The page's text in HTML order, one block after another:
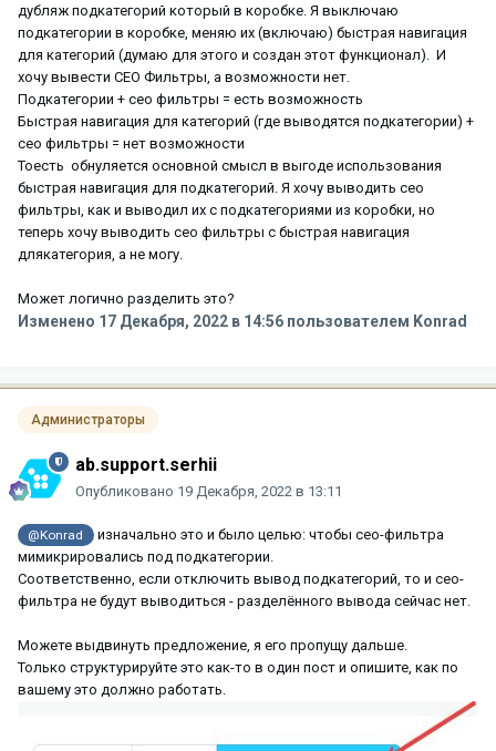
дубляж подкатегорий который в коробке. Я выключаю
подкатегории в коробке, меняю их (включаю) быстрая навигация
для категорий (думаю для этого и создан этот функционал). И
хочу вывести СЕО Фильтры, а возможности нет.
Подкатегории + сео фильтры = есть возможность
Быстрая навигация для категорий (где выводятся подкатегории) +
сео фильтры = нет возможности
Тоесть обнуляется основной смысл в выгоде использования
быстрая навигация для подкатегорий. Я хочу выводить сео
фильтры, как и выводил их с подкатегориями из коробки, но
теперь хочу выводить сео фильтры с быстрая навигация
длякатегория, а не могу.
Может логично разделить это?
Изменено 17 Декабря, 2022 в 14:56 пользователем Konrad
Администраторы
ab.support.serhii
Опубликовано 19 Декабря, 2022 в 13:11
@Konrad
изначально это и было целью: чтобы сео-фильтра
мимикрировались под подкатегории.
Соответственно, если отключить вывод подкатегорий, то и сео-
фильтра не будут выводиться - разделённого вывода сейчас нет.
Можете выдвинуть предложение, я его пропущу дальше.
Только структурируйте это как-то в один пост и опишите, как по
вашему это должно работать.